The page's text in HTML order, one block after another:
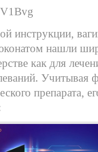
инструкции,
нашли
как для
Учитывая
препарата,